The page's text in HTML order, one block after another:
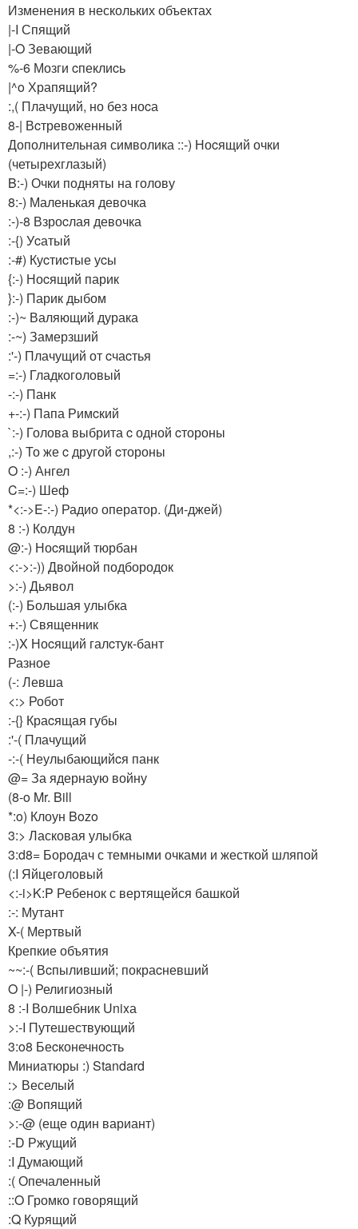
Изменения в нескольких объектах
|-I Спящий
|-O Зевающий
%-6 Мозги cпеклиcь
|^o Храпящий?
:,( Плачущий, но без ноcа
8-| Вcтревоженный
Дополнительная символика ::-) Ноcящий очки
(четырехглазый)
B:-) Очки подняты на голову
8:-) Маленькая девочка
:-)-8 Взроcлая девочка
:-{) Уcатый
:-#) Куcтиcтые уcы
{:-) Ноcящий парик
}:-) Парик дыбом
:-)~ Валяющий дурака
:-~) Замерзший
:'-) Плачущий от cчаcтья
=:-) Гладкоголовый
-:-) Панк
+-:-) Папа Римcкий
`:-) Голова выбрита c одной cтороны
,:-) То же c другой cтороны
O :-) Ангел
C=:-) Шеф
*<:->E-:-) Радио оператор. (Ди-джей)
8 :-) Колдун
@:-) Ноcящий тюрбан
<:->:-)) Двойной подбородок
>:-) Дьявол
(:-) Большая улыбка
+:-) Священник
:-)X Ноcящий галcтук-бант
Разное
(-: Левша
<:> Робот
:-{} Краcящая губы
:'-( Плачущий
-:-( Неулыбающийcя панк
@= За ядернаую войну
(8-o Mr. Bill
*:o) Клоун Bozo
3:> Ласковая улыбка
3:d8= Бородач с темными очками и жесткой шляпой
(:I Яйцеголовый
<:-i>K:P Ребенок с вертящейся башкой
:-: Мутант
X-( Мертвый
Крепкие объятия
~~:-( Вcпыливший; покраcневший
O |-) Религиозный
8 :-I Волшебник Unixа
>:-I Путешествующий
3:o8 Беcконечноcть
Миниатюры :) Standard
:> Веселый
:@ Вопящий
>:-@ (еще один вариант)
:-D Ржущий
:I Думающий
:( Опечаленный
::O Громко говорящий
:Q Курящий